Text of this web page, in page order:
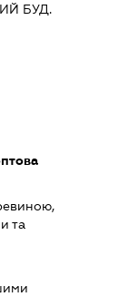
БУД.
та